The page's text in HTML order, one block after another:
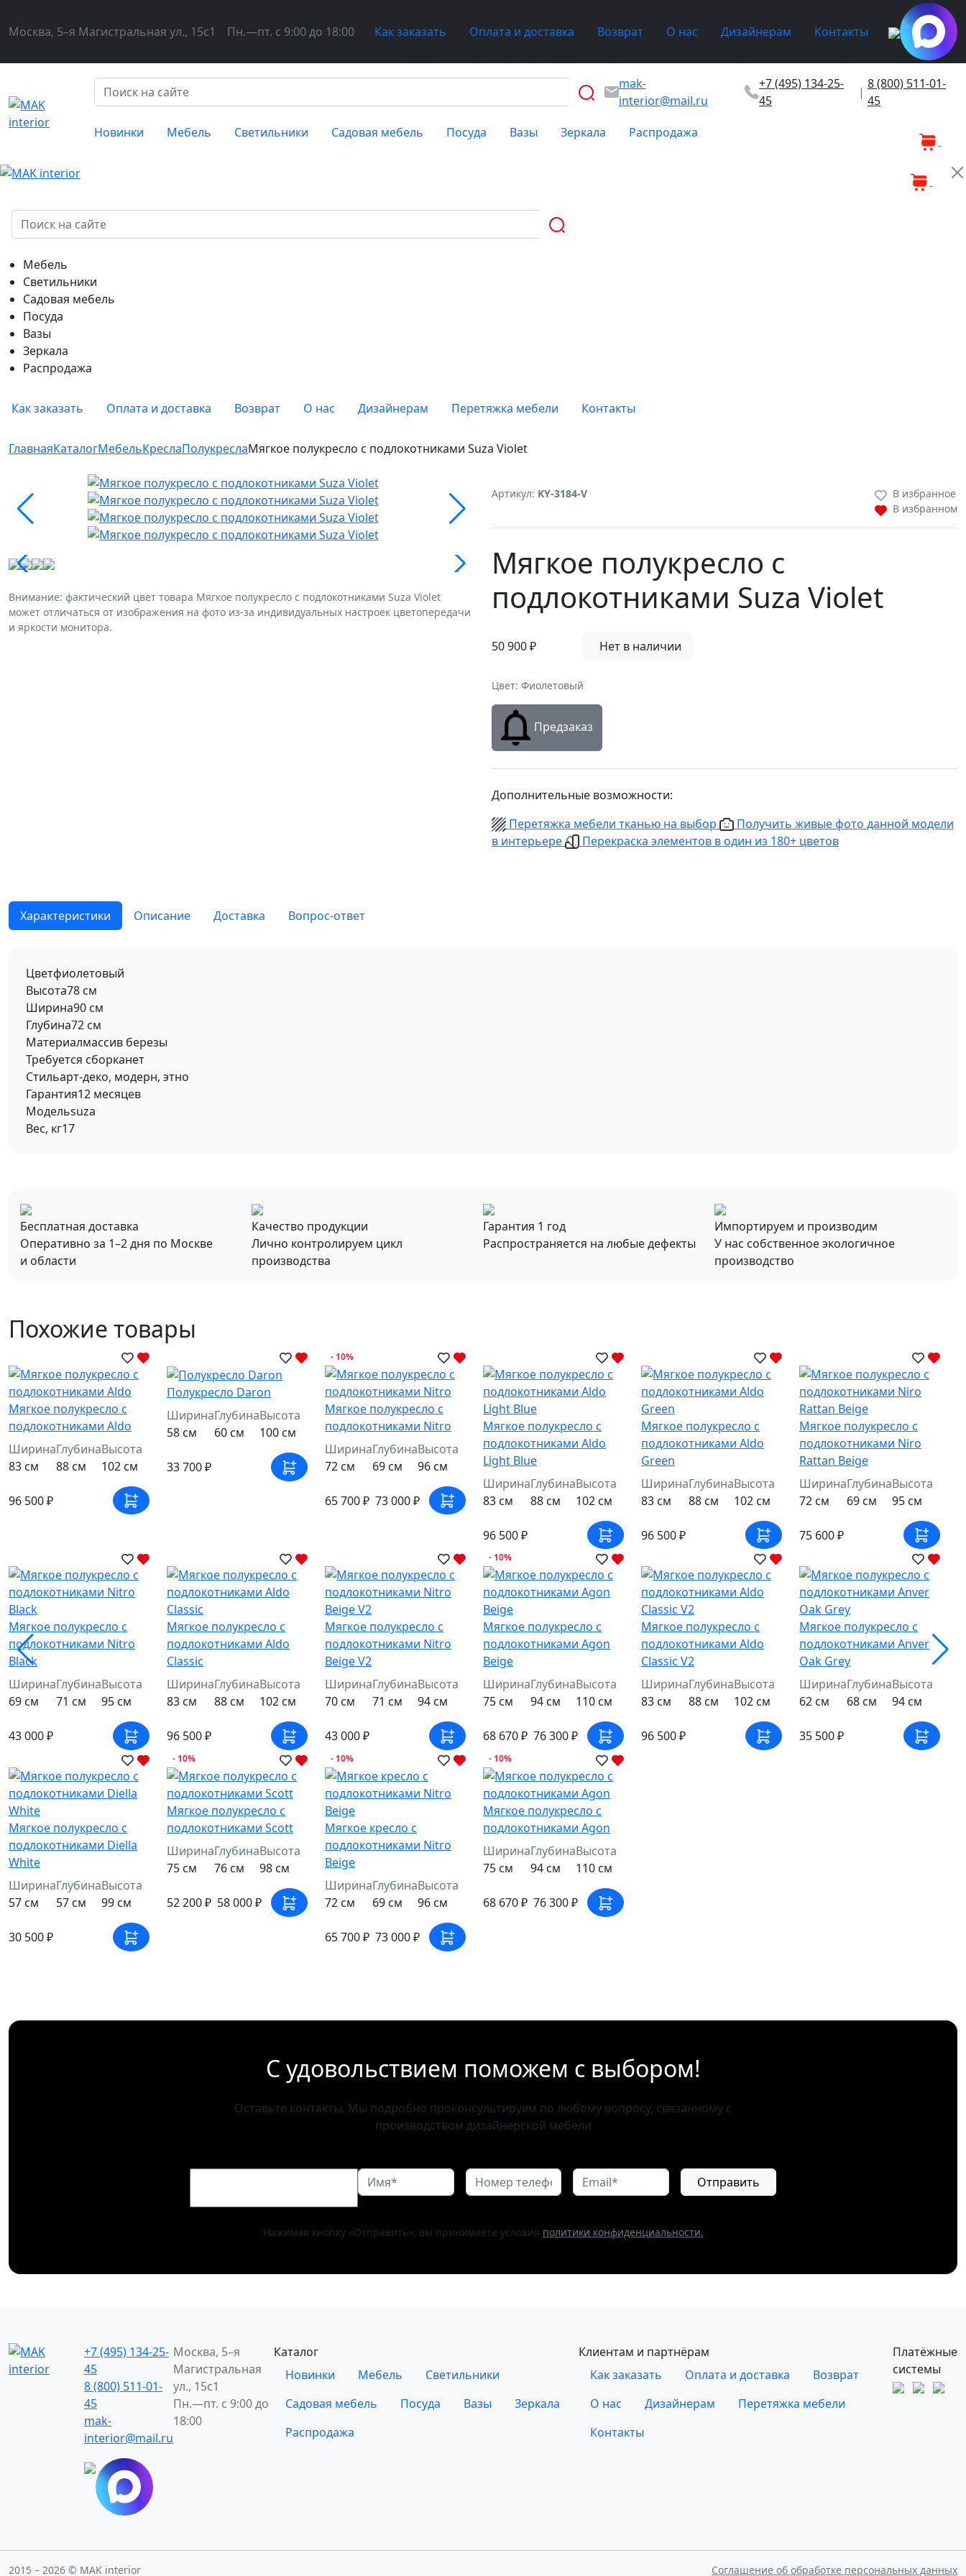
Москва, 5–я Магистральная ул., 15с1 Пн.—пт. с 9:00 до 18:00 Как заказать Оплата и доставка Возврат О нас Дизайнерам Контакты
mak-
interior@mail.ru
+7 (495) 134-25-
45
|
8 (800) 511-01-
45
Новинки
Мебель Светильники Садовая мебель Посуда Вазы Зеркала Распродажа
Мебель
Светильники
Садовая мебель
Посуда
Вазы
Зеркала
Распродажа
Как заказать Оплата и доставка Возврат О нас Дизайнерам Перетяжка мебели Контакты
ГлавнаяКаталогМебельКреслаПолукреслаМягкое полукресло с подлокотниками Suza Violet
Внимание: фактический цвет товара Мягкое полукресло с подлокотниками Suza Violet
может отличаться от изображения на фото из-за индивидуальных настроек цветопередачи
и яркости монитора.
Артикул: KY-3184-V
В избранное
В избранном
Мягкое полукресло с
подлокотниками Suza Violet
50 900₽ Нет в наличии
Цвет: Фиолетовый
Предзаказ
Дополнительные возможности:
Перетяжка мебели тканью на выбор
Получить живые фото данной модели
в интерьере
Перекраска элементов в один из 180+ цветов
Характеристики Описание Доставка Вопрос-ответ
Цветфиолетовый
Высота78 см
Ширина90 см
Глубина72 см
Материалмассив березы
Требуется сборканет
Стильарт-деко, модерн, этно
Гарантия12 месяцев
Модельsuza
Вес, кг17
Бесплатная доставка
Оперативно за 1–2 дня по Москве
и области
Качество продукции
Лично контролируем цикл
производства
Гарантия 1 год
Распространяется на любые дефекты
Импортируем и производим
У нас собственное экологичное
производство
Похожие товары
Мягкое полукресло с
подлокотниками Aldo
Ширина
83 см
Глубина
88 см
Высота
102 см
96 500 ₽
Полукресло Daron
Ширина
58 см
Глубина
60 см
Высота
100 см
33 700 ₽
- 10%
Мягкое полукресло с
подлокотниками Nitro
Ширина
72 см
Глубина
69 см
Высота
96 см
65 700 ₽ 73 000 ₽
Мягкое полукресло с
подлокотниками Aldo
Light Blue
Ширина
83 см
Глубина
88 см
Высота
102 см
96 500 ₽
Мягкое полукресло с
подлокотниками Aldo
Green
Ширина
83 см
Глубина
88 см
Высота
102 см
96 500 ₽
Мягкое полукресло с
подлокотниками Niro
Rattan Beige
Ширина
72 см
Глубина
69 см
Высота
95 см
75 600 ₽
Мягкое полукресло с
подлокотниками Nitro
Black
Ширина
69 см
Глубина
71 см
Высота
95 см
43 000 ₽
Мягкое полукресло с
подлокотниками Aldo
Classic
Ширина
83 см
Глубина
88 см
Высота
102 см
96 500 ₽
Мягкое полукресло с
подлокотниками Nitro
Beige V2
Ширина
70 см
Глубина
71 см
Высота
94 см
43 000 ₽
- 10%
Мягкое полукресло с
подлокотниками Agon
Beige
Ширина
75 см
Глубина
94 см
Высота
110 см
68 670 ₽ 76 300 ₽
Мягкое полукресло с
подлокотниками Aldo
Classic V2
Ширина
83 см
Глубина
88 см
Высота
102 см
96 500 ₽
Мягкое полукресло с
подлокотниками Anver
Oak Grey
Ширина
62 см
Глубина
68 см
Высота
94 см
35 500 ₽
Мягкое полукресло с
подлокотниками Diella
White
Ширина
57 см
Глубина
57 см
Высота
99 см
30 500 ₽
- 10%
Мягкое полукресло с
подлокотниками Scott
Ширина
75 см
Глубина
76 см
Высота
98 см
52 200 ₽ 58 000 ₽
- 10%
Мягкое кресло с
подлокотниками Nitro
Beige
Ширина
72 см
Глубина
69 см
Высота
96 см
65 700 ₽ 73 000 ₽
- 10%
Мягкое полукресло с
подлокотниками Agon
Ширина
75 см
Глубина
94 см
Высота
110 см
68 670 ₽ 76 300 ₽
С удовольствием поможем с выбором!
Оставьте контакты. Мы подробно проконсультируем по любому вопросу, связанному с
производством дизайнерской мебели
Отправить
Нажимая кнопку «Отправить», вы принимаете условия политики конфиденциальности.
+7 (495) 134-25-
45
8 (800) 511-01-
45
mak-
interior@mail.ru
Москва, 5–я
Магистральная
ул., 15с1
Пн.—пт. с 9:00 до
18:00
Каталог
Новинки
Мебель
Светильники
Садовая мебель
Посуда Вазы
Зеркала
Распродажа
Клиентам и партнёрам
Как заказать
Оплата и доставка
Возврат
О нас
Дизайнерам
Перетяжка мебели
Контакты
Платёжные
системы
2015 – 2026 © MAK interior Соглашение об обработке персональных данных